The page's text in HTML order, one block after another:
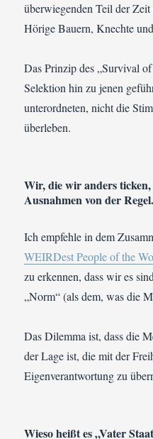
überwiegenden Teil der
Hörige Bauern, Knechte
Das Prinzip des „Survival
Selektion hin zu jenen
unterordneten, nicht die
überleben.
Wir, die wir anders ticken,
Ausnahmen von der Regel.
Ich empfehle in dem
WEIRDest People of the
zu erkennen, dass wir es
„Norm“ (als dem, was die
Das Dilemma ist, dass die
der Lage ist, die mit der
Eigenverantwortung zu
Wieso heißt es „Vater